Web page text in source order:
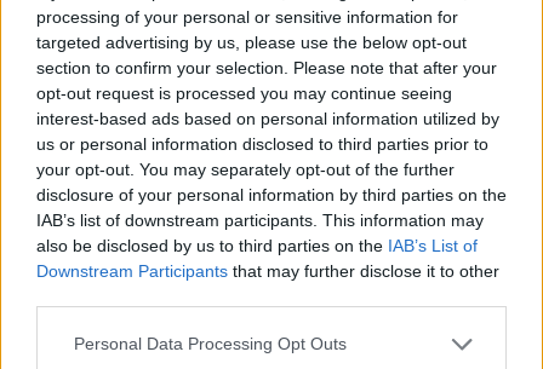
processing of your personal or sensitive information for
targeted advertising by us, please use the below opt-out
section to confirm your selection. Please note that after your
opt-out request is processed you may continue seeing
interest-based ads based on personal information utilized by
us or personal information disclosed to third parties prior to
your opt-out. You may separately opt-out of the further
disclosure of your personal information by third parties on the
IAB’s list of downstream participants. This information may
also be disclosed by us to third parties on the IAB’s List of
Downstream Participants that may further disclose it to other
Please note that this website/app uses one or more Google
Personal Data Processing Opt Outs
Les paiements qui sont transmis à n’importe quelle adresse
externe sont facturés 0,50% de frais et frais de transaction
de pièces (frais TX).
Dans le cas des dépôts commerciaux dans lesquels les
adresses sont créées avec l’API Coinpayments, ils
facturent des frais de 0,50%.
Pour tout transfert également 0,50% est facturé des frais.
Services de portefeuille
de frais.